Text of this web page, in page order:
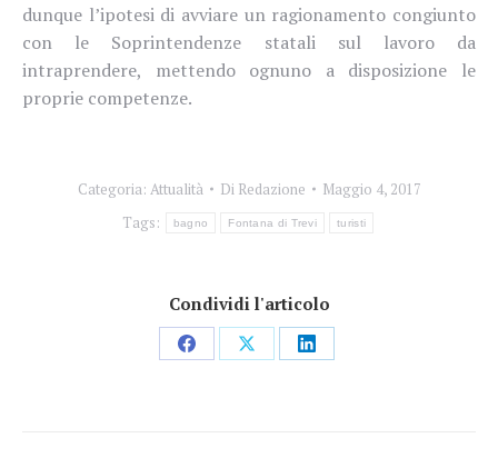
dunque l’ipotesi di avviare un ragionamento congiunto
con le Soprintendenze statali sul lavoro da
intraprendere, mettendo ognuno a disposizione le
proprie competenze.
Categoria: Attualità Di Redazione
Maggio 4, 2017
Tags:
bagno Fontana di Trevi turisti
Condividi l'articolo
CondividiCondividiCondividi